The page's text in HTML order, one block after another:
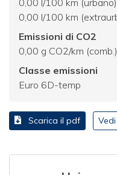
0,00 l/100 km
Emissioni di CO2
0,00 g CO2/km (comb.)
Classe emissioni
Euro 6D-temp
Scarica il pdf